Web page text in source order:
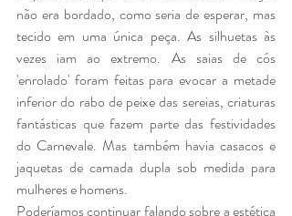
não era bordado, como seria de esperar, mas
tecido em uma única peça. As silhuetas às
vezes iam ao extremo. As saias de cós
'enrolado' foram feitas para evocar a metade
inferior do rabo de peixe das sereias, criaturas
fantásticas que fazem parte das festividades
do Carnevale. Mas também havia casacos e
jaquetas de camada dupla sob medida para
mulheres e homens.
Poderíamos continuar falando sobre a estética